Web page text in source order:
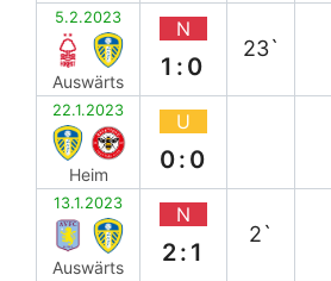
5.2.2023
Auswärts
N
1:0
23`
22.1.2023
Heim
U
0:0
13.1.2023
Auswärts
N
2:1
2`